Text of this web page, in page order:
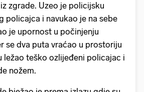
zgrade. Uzeo je policijsku
policajca i navukao je na sebe
je upornost u počinjenju
se dva puta vraćao u prostoriju
ležao teško ozlijeđeni policajac i
nožem.